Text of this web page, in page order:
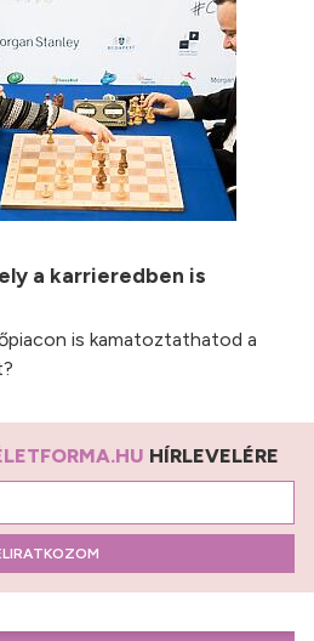
a karrieredben is
is kamatoztathatod a
HÍRLEVELÉRE